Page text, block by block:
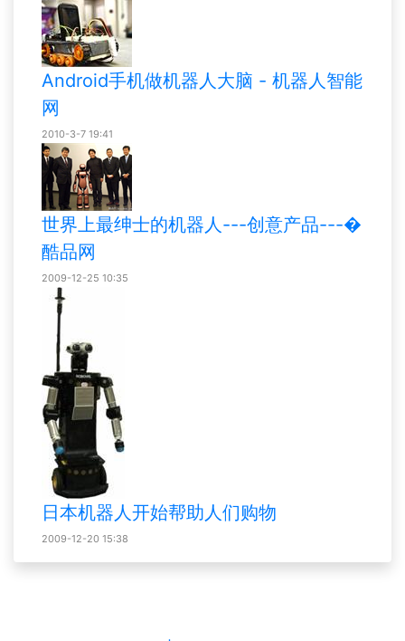
Android手机做机器人大脑 - 机器人智能
网
2010-3-7 19:41
世界上最绅士的机器人---创意产品---�
酷品网
2009-12-25 10:35
日本机器人开始帮助人们购物
2009-12-20 15:38